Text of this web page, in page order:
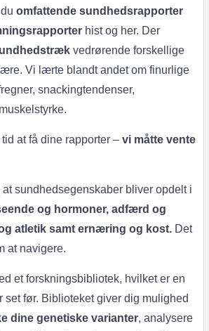
duomfattende sundhedsrapporter
hist og her. Der
vedrørende forskellige
Vi lærte blandt andet om finurlige
snackingtendenser,
tid at få dine rapporter –vi måtte vente
sundhedsegenskaber bliver opdelt i
og hormoner, adfærd og
atletik samt ernæring og kost. Det
at navigere.
et forskningsbibliotek, hvilket er en
set før. Biblioteket giver dig mulighed
dine genetiske varianter, analysere